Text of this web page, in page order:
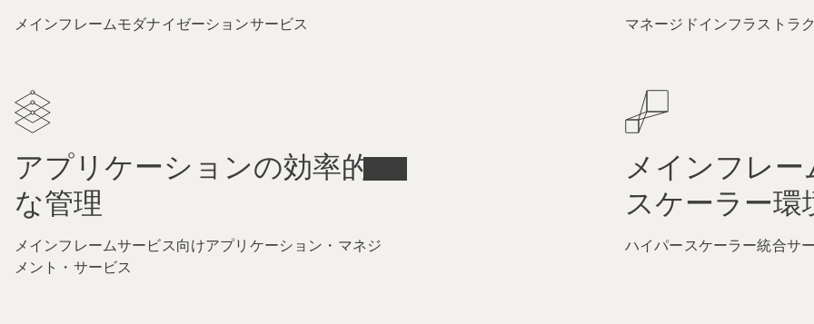
メインフレームモダナイゼーションサービス マネージドインフラストラ
アプリケーションの効率的
な管理
メインフレームサービス向けアプリケーション・マネジ
メント・サービス
メインフレ
スケーラー環
ハイパースケーラー統合サ